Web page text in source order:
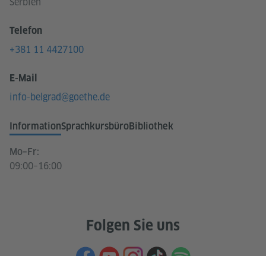
Telefon
+381 11 4427100
E-Mail
info-belgrad@goethe.de
InformationSprachkursbüroBibliothek
Mo–Fr:
09:00–16:00
Folgen Sie uns